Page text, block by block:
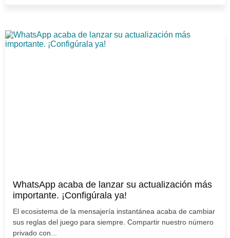
WhatsApp acaba de lanzar su actualización más
importante. ¡Configúrala ya!
El ecosistema de la mensajería instantánea acaba de cambiar
sus reglas del juego para siempre. Compartir nuestro número
privado con...